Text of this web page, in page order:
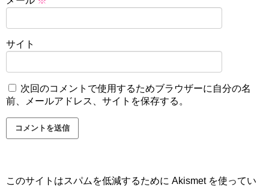
サイト
次回のコメントで使用するためブラウザーに自分の名
前、メールアドレス、サイトを保存する。
このサイトはスパムを低減するために Akismet を使ってい